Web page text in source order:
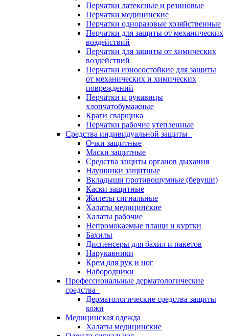
Перчатки латексные и резиновые
Перчатки медицинские
Перчатки одноразовые хозяйственные
Перчатки для защиты от механических
воздействий
Перчатки для защиты от химических
воздействий
Перчатки износостойкие для защиты
от механических и химических
повреждений
Перчатки и рукавицы
хлопчатобумажные
Краги сварщика
Перчатки рабочие утепленные
Средства индивидуальной защиты
Очки защитные
Маски защитные
Средства защиты органов дыхания
Наушники защитные
Вкладыши противошумные (беруши)
Каски защитные
Жилеты сигнальные
Халаты медицинские
Халаты рабочие
Непромокаемые плащи и куртки
Бахилы
Диспенсеры для бахил и пакетов
Нарукавники
Крем для рук и ног
Набородники
Профессиональные дерматологические
средства
Дерматологические средства защиты
кожи
Медицинская одежда
Халаты медицинские